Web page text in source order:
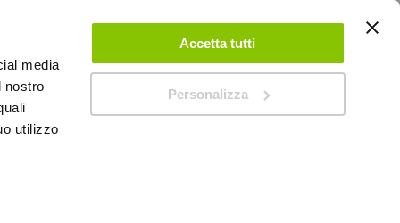
media
nostro
utilizzo
Accetta tutti
Personalizza
ACCEDI CREA UN ACCOUNT CONTATTACI